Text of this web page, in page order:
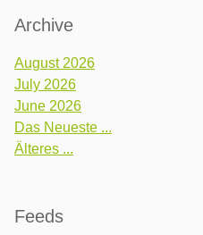
Archive
August 2026
July 2026
June 2026
Das Neueste ...
Älteres ...
Feeds